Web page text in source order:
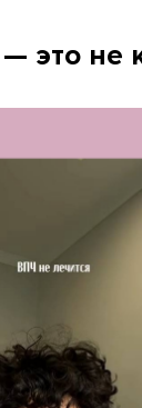
это не